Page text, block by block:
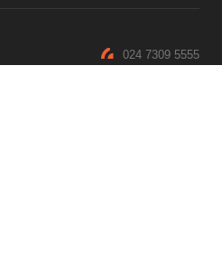
024 7309 5555